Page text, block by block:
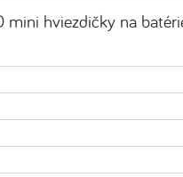
mini hviezdičky na